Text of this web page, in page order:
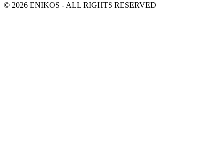
© 2026 ENIKOS - ALL RIGHTS RESERVED